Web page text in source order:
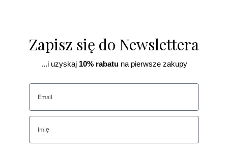
Zapisz się do Newslettera
...i uzyskaj10% rabatuna pierwsze zakupy